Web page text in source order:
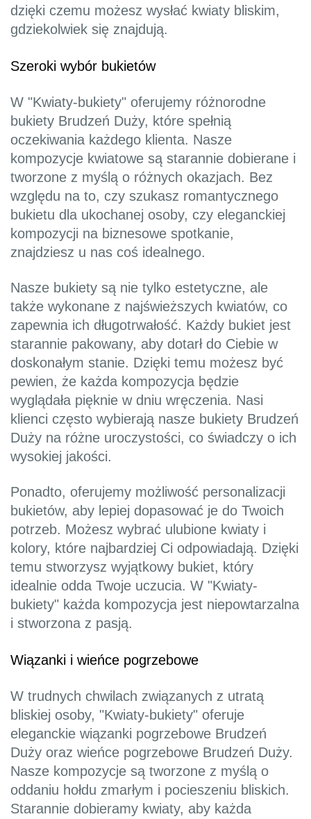
dzięki czemu możesz wysłać kwiaty bliskim,
gdziekolwiek się znajdują.
Szeroki wybór bukietów
W "Kwiaty-bukiety" oferujemy różnorodne
bukiety Brudzeń Duży, które spełnią
oczekiwania każdego klienta. Nasze
kompozycje kwiatowe są starannie dobierane i
tworzone z myślą o różnych okazjach. Bez
względu na to, czy szukasz romantycznego
bukietu dla ukochanej osoby, czy eleganckiej
kompozycji na biznesowe spotkanie,
znajdziesz u nas coś idealnego.
Nasze bukiety są nie tylko estetyczne, ale
także wykonane z najświeższych kwiatów, co
zapewnia ich długotrwałość. Każdy bukiet jest
starannie pakowany, aby dotarł do Ciebie w
doskonałym stanie. Dzięki temu możesz być
pewien, że każda kompozycja będzie
wyglądała pięknie w dniu wręczenia. Nasi
klienci często wybierają nasze bukiety Brudzeń
Duży na różne uroczystości, co świadczy o ich
wysokiej jakości.
Ponadto, oferujemy możliwość personalizacji
bukietów, aby lepiej dopasować je do Twoich
potrzeb. Możesz wybrać ulubione kwiaty i
kolory, które najbardziej Ci odpowiadają. Dzięki
temu stworzysz wyjątkowy bukiet, który
idealnie odda Twoje uczucia. W "Kwiaty-
bukiety" każda kompozycja jest niepowtarzalna
i stworzona z pasją.
Wiązanki i wieńce pogrzebowe
W trudnych chwilach związanych z utratą
bliskiej osoby, "Kwiaty-bukiety" oferuje
eleganckie wiązanki pogrzebowe Brudzeń
Duży oraz wieńce pogrzebowe Brudzeń Duży.
Nasze kompozycje są tworzone z myślą o
oddaniu hołdu zmarłym i pocieszeniu bliskich.
Starannie dobieramy kwiaty, aby każda